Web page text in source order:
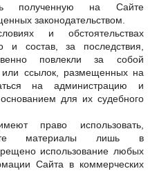
полученную на Сайте
законодательством.
и обстоятельствах
и состав, за последствия,
повлекли за собой
ссылок, размещенных на
на администрацию и
для их судебного
право использовать,
материалы лишь в
использование любых
Сайта в коммерческих